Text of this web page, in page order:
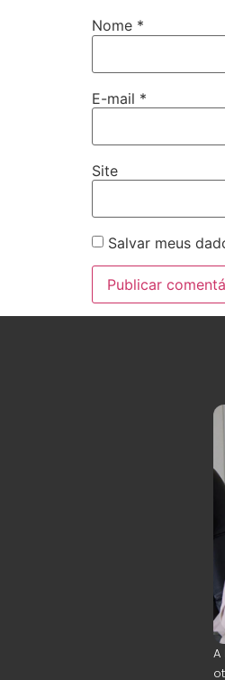
Nome *
E-mail *
Site
Salvar meus